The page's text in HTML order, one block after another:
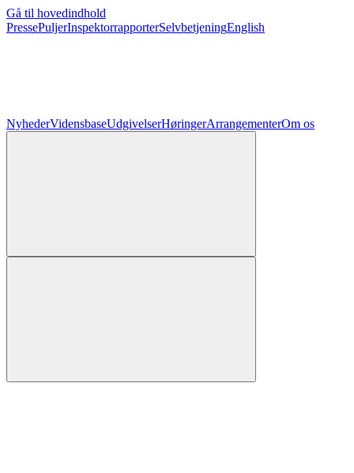
Gå til hovedindhold
PressePuljerInspektorrapporterSelvbetjeningEnglish
NyhederVidensbaseUdgivelserHøringerArrangementerOm os